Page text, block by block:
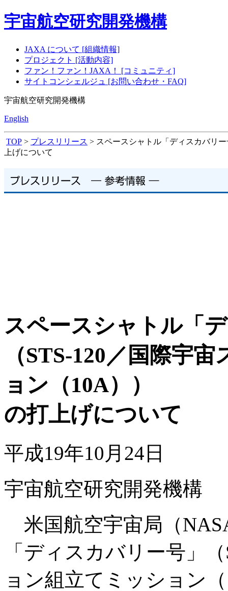
宇宙航空研究開発機構
JAXA について [組織情報]
プロジェクト [活動内容]
ファン！ファン！JAXA！ [コミュニティ]
サイトコンシェルジュ [お問い合わせ・FAQ]
宇宙航空研究開発機構
English
TOP > プレスリリース > スペースシャトル「ディスカバリ
上げについて
スペースシャトル「
（STS-120／国際宇
ョン（10A））
の打上げについて
平成19年10月24日
宇宙航空研究開発機構
米国航空宇宙局（
「ディスカバリー号」
ョン組立てミッション